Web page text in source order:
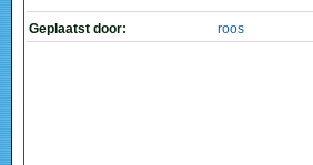
Geplaatst door: roos